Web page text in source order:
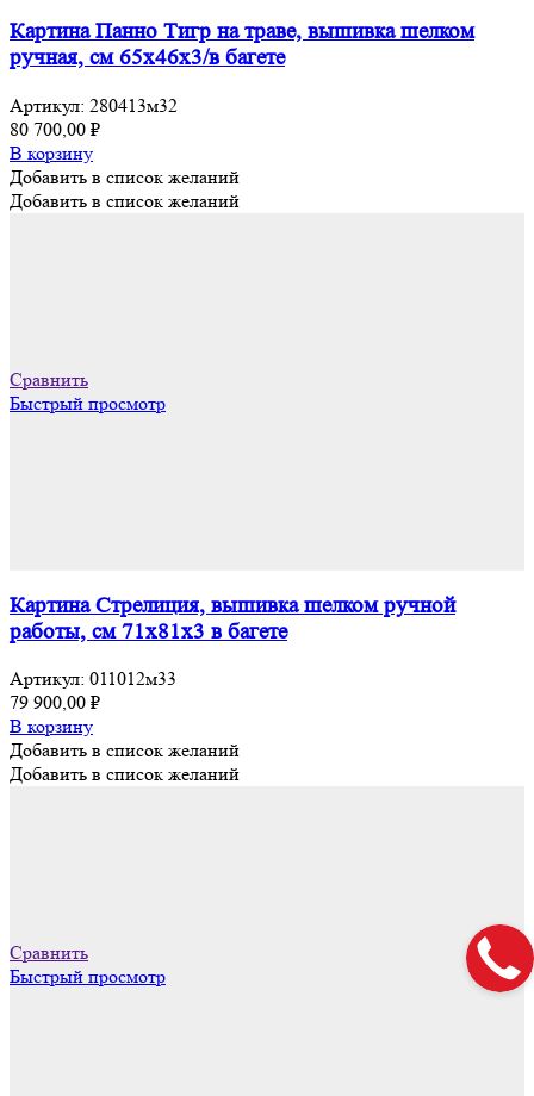
Картина Панно Тигр на траве, вышивка шелком
ручная, см 65х46х3/в багете
Артикул: 280413м32
80 700,00 ₽
В корзину
Добавить в список желаний
Добавить в список желаний
Сравнить
Быстрый просмотр
Картина Стрелиция, вышивка шелком ручной
работы, см 71х81х3 в багете
Артикул: 011012м33
79 900,00 ₽
В корзину
Добавить в список желаний
Добавить в список желаний
Сравнить
Быстрый просмотр